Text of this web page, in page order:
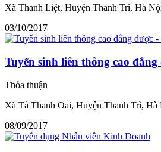
Xã Thanh Liệt, Huyện Thanh Trì, Hà
03/10/2017
Tuyển sinh liên thông cao
Thỏa thuận
Xã Tả Thanh Oai, Huyện Thanh Trì, Hà
08/09/2017